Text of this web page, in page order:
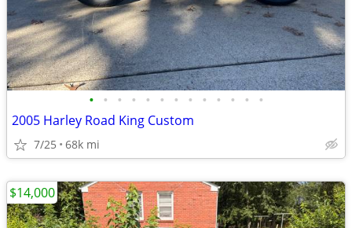
• • • • • • • • • • • • •
2005 Harley Road King Custom
7/25 68k mi
$14,000